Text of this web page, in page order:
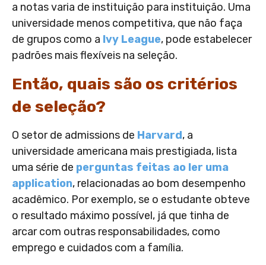
a notas varia de instituição para instituição. Uma
universidade menos competitiva, que não faça
de grupos como a Ivy League, pode estabelecer
padrões mais flexíveis na seleção.
Então, quais são os critérios
de seleção?
O setor de admissions de Harvard, a
universidade americana mais prestigiada, lista
uma série de perguntas feitas ao ler uma
application, relacionadas ao bom desempenho
acadêmico. Por exemplo, se o estudante obteve
o resultado máximo possível, já que tinha de
arcar com outras responsabilidades, como
emprego e cuidados com a família.